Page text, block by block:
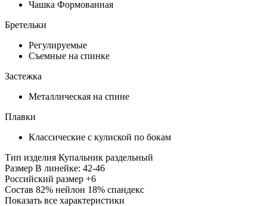
Чашка Формованная
Бретельки
Регулируемые
Съемные на спинке
Застежка
Металлическая на спине
Плавки
Классические с кулиской по бокам
Тип изделия Купальник раздельный
Размер В линейке: 42-46
Российский размер +6
Состав 82% нейлон 18% спандекс
Показать все характеристики